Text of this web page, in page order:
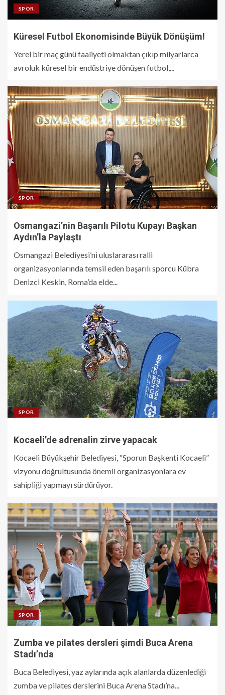
SPOR
Küresel Futbol Ekonomisinde Büyük Dönüşüm!
Yerel bir maç günü faaliyeti olmaktan çıkıp milyarlarca
avroluk küresel bir endüstriye dönüşen futbol,...
SPOR
Osmangazi’nin Başarılı Pilotu Kupayı Başkan
Aydın’la Paylaştı
Osmangazi Belediyesi’ni uluslararası ralli
organizasyonlarında temsil eden başarılı sporcu Kübra
Denizci Keskin, Roma’da elde...
SPOR
Kocaeli’de adrenalin zirve yapacak
Kocaeli Büyükşehir Belediyesi, “Sporun Başkenti Kocaeli”
vizyonu doğrultusunda önemli organizasyonlara ev
sahipliği yapmayı sürdürüyor.
SPOR
Zumba ve pilates dersleri şimdi Buca Arena
Stadı’nda
Buca Belediyesi, yaz aylarında açık alanlarda düzenlediği
zumba ve pilates derslerini Buca Arena Stadı’na...